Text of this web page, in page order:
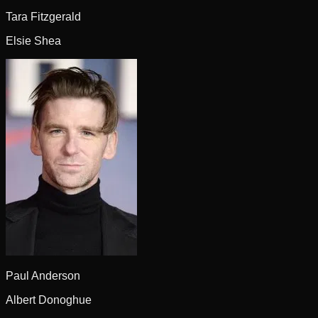
Tara Fitzgerald
Elsie Shea
Paul Anderson
Albert Donoghue